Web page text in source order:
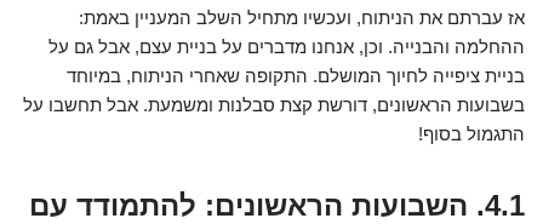
אז עברתם את הניתוח, ועכשיו מתחיל השלב המעניין באמת:
ההחלמה והבנייה. וכן, אנחנו מדברים על בניית עצם, אבל גם על
בניית ציפייה לחיוך המושלם. התקופה שאחרי הניתוח, במיוחד
בשבועות הראשונים, דורשת קצת סבלנות ומשמעת. אבל תחשבו על
התגמול בסוף!
4.1. השבועות הראשונים: להתמודד עם